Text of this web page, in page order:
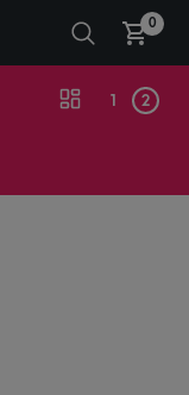
0
1 2